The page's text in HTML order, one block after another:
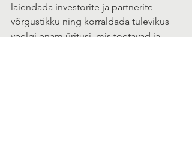
laiendada investorite ja partnerite
võrgustikku ning korraldada tulevikus
veelgi enam üritusi, mis toetavad ja